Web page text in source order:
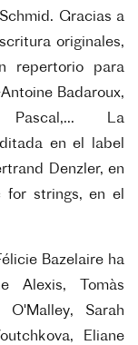
Gracias a
originales,
repertorio para
Badaroux,
Pascal,... La
en el label
Denzler, en
for strings, en el
Bazelaire ha
Alexis, Tomàs
O'Malley, Sarah
Eliane